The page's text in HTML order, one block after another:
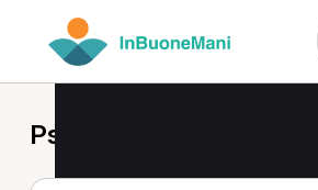
Psicoterapeuta a